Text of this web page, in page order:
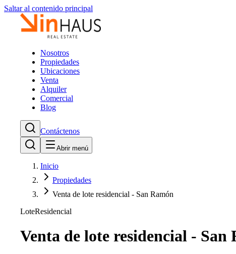
Saltar al contenido principal
Nosotros
Propiedades
Ubicaciones
Venta
Alquiler
Comercial
Blog
Contáctenos
Abrir menú
Inicio
Propiedades
Venta de lote residencial - San Ramón
LoteResidencial
Venta de lote residencial - San